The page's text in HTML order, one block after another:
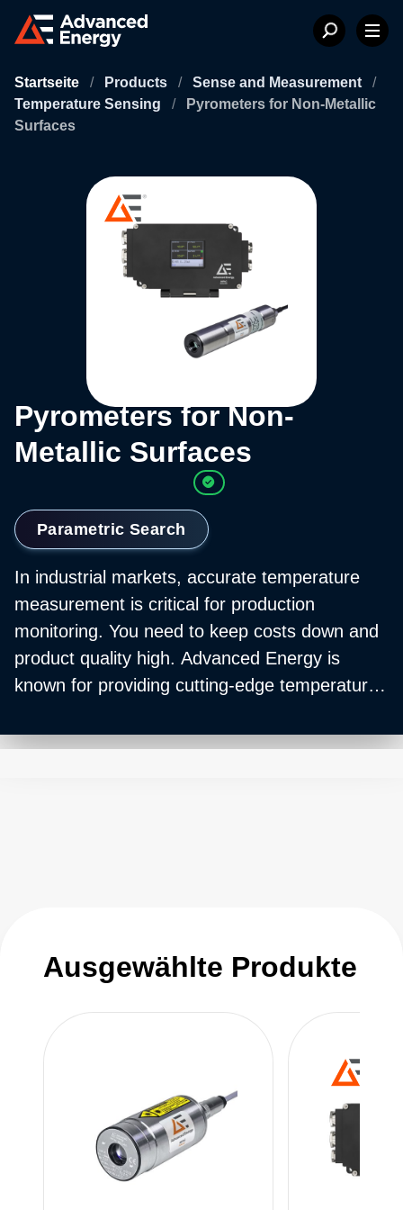
Startseite / Products / Sense and Measurement
/
Temperature Sensing
/
Pyrometers for Non-Metallic
Surfaces
Pyrometers for Non-
Metallic Surfaces
Parametric Search
In industrial markets, accurate temperature
measurement is critical for production
monitoring. You need to keep costs down and
product quality high. Advanced Energy is
known for providing cutting-edge temperature
design requirements.
Ausgewählte Produkte